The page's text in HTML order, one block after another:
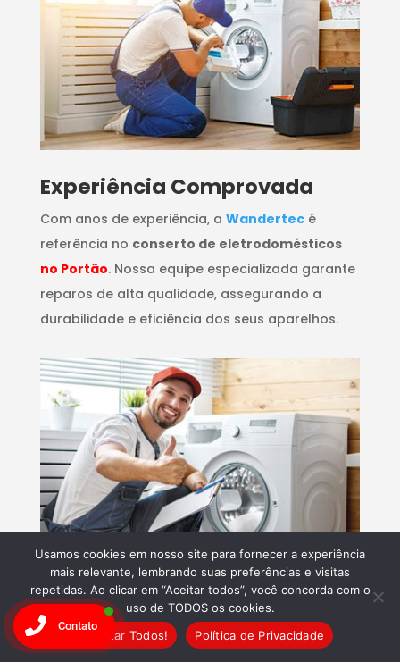
​Experiência Comprovada
Com anos de experiência, a Wandertecé
referência no conserto de eletrodomésticos
no Portão. Nossa equipe especializada garante
reparos de alta qualidade, assegurando a
durabilidade e eficiência dos seus aparelhos.
Inovação Contínua
Comprometidos com ainovação, utilizamos as
mais recentes tecnologias para diagnosticar e
Usamos cookies em nosso site para fornecer a experiência
mais relevante, lembrando suas preferências e visitas
repetidas. Ao clicar em “Aceitar todos”, você concorda com o
uso de TODOS os cookies.
Aceitar Todos!
Política de Privacidade
Contato